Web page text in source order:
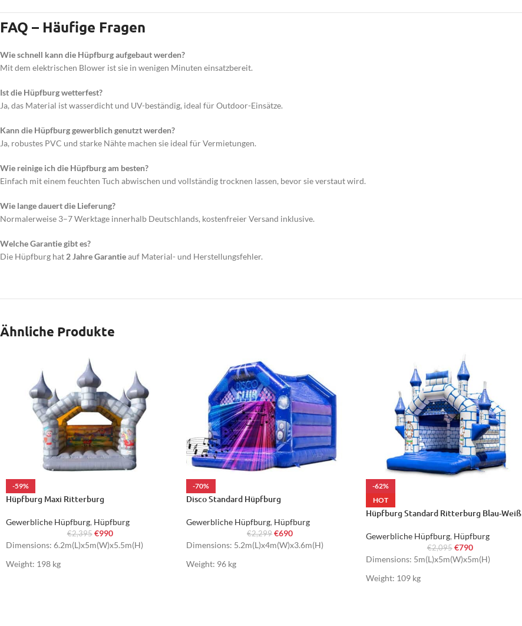
FAQ – Häufige Fragen
Wie schnell kann die Hüpfburg aufgebaut werden?
Mit dem elektrischen Blower ist sie in wenigen Minuten einsatzbereit.
Ist die Hüpfburg wetterfest?
Ja, das Material ist wasserdicht und UV-beständig, ideal für Outdoor-Einsätze.
Kann die Hüpfburg gewerblich genutzt werden?
Ja, robustes PVC und starke Nähte machen sie ideal für Vermietungen.
Wie reinige ich die Hüpfburg am besten?
Einfach mit einem feuchten Tuch abwischen und vollständig trocknen lassen, bevor sie verstaut wird.
Wie lange dauert die Lieferung?
Normalerweise 3–7 Werktage innerhalb Deutschlands, kostenfreier Versand inklusive.
Welche Garantie gibt es?
Die Hüpfburg hat2 Jahre Garantieauf Material- und Herstellungsfehler.
Ähnliche Produkte
-59%
Hüpfburg Maxi Ritterburg
Gewerbliche Hüpfburg, Hüpfburg
€2,395 €990
Dimensions: 6.2m(L)x5m(W)x5.5m(H)
Weight: 198 kg
-70%
Disco Standard Hüpfburg
Gewerbliche Hüpfburg, Hüpfburg
€2,299 €690
Dimensions: 5.2m(L)x4m(W)x3.6m(H)
Weight: 96 kg
-62%
HOT
Hüpfburg Standard Ritterburg Blau-Weiß
Gewerbliche Hüpfburg, Hüpfburg
€2,095 €790
Dimensions: 5m(L)x5m(W)x5m(H)
Weight: 109 kg